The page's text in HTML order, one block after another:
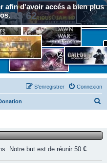
afin d'avoir accés a bien plus
62
Connexion
S’enregistrer
h
r
Notre but est de réunir 50 €